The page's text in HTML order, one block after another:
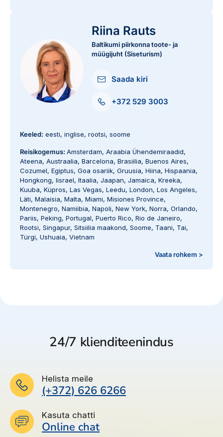
Riina Rauts
Baltikumi piirkonna toote- ja
müügijuht (Siseturism)
Saada kiri
+372 529 3003
Keeled: eesti, inglise, rootsi, soome
Reisikogemus: Amsterdam, Araabia Ühendemiraadid,
Ateena, Austraalia, Barcelona, Brasiilia, Buenos Aires,
Cozumel, Egiptus, Goa osariik, Gruusia, Hiina, Hispaania,
Hongkong, Iisrael, Itaalia, Jaapan, Jamaica, Kreeka,
Kuuba, Küpros, Las Vegas, Leedu, London, Los Angeles,
Läti, Malaisia, Malta, Miami, Misiones Province,
Montenegro, Namiibia, Napoli, New York, Norra, Orlando,
Pariis, Peking, Portugal, Puerto Rico, Rio de Janeiro,
Rootsi, Singapur, Sitsiilia maakond, Soome, Taani, Tai,
Türgi, Ushuaia, Vietnam
Vaata rohkem >
24/7 klienditeenindus
Helista meile
(+372) 626 6266
Kasuta chatti
Online chat
Jälgi meid